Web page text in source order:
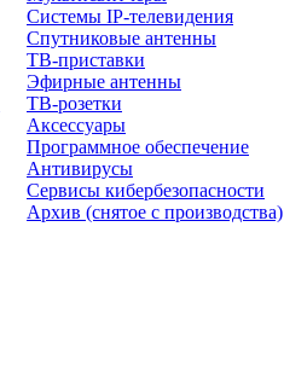
Системы IP-телевидения
Спутниковые антенны
ТВ-приставки
Эфирные антенны
ТВ-розетки
Аксессуары
Программное обеспечение
Антивирусы
Сервисы кибербезопасности
Архив (снятое с производства)